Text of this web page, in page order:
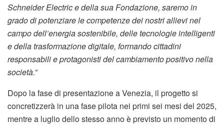
Schneider Electric e della sua Fondazione, saremo in
grado di potenziare le competenze dei nostri allievi nel
campo dell’energia sostenibile, delle tecnologie intelligenti
e della trasformazione digitale, formando cittadini
responsabili e protagonisti del cambiamento positivo nella
società.”
Dopo la fase di presentazione a Venezia, il progetto si
concretizzerà in una fase pilota nei primi sei mesi del 2025,
mentre a luglio dello stesso anno è previsto un momento di